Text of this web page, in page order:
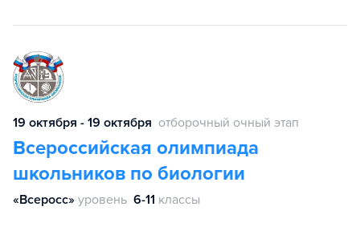
19 октября - 19 октября отборочный очный этап
Всероссийская олимпиада
школьников по биологии
«Всеросс» уровень 6-11 классы